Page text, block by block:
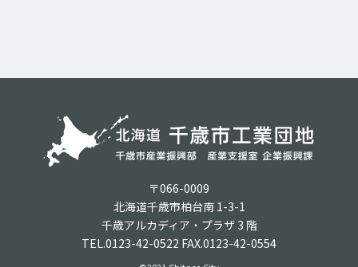
〒066-0009
北海道千歳市柏台南 1-3-1
千歳アルカディア・プラザ 3 階
TEL.0123-42-0522 FAX.0123-42-0554